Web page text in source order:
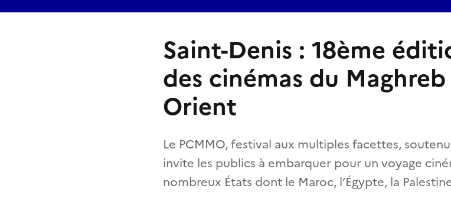
Saint-Denis : 18ème
des cinémas du
Orient
Le PCMMO, festival aux multiples facettes,
invite les publics à embarquer pour un voyage
nombreux États dont le Maroc, l’Égypte, la